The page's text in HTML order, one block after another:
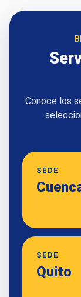
Conoce los
SEDE
SEDE
Quito